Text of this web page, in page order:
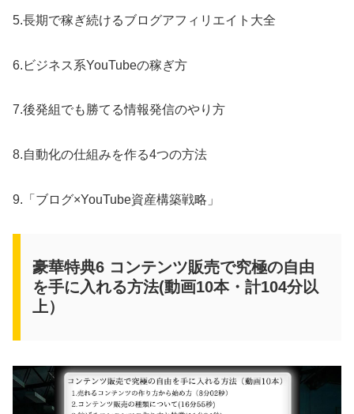
5.長期で稼ぎ続けるブログアフィリエイト大全
6.ビジネス系YouTubeの稼ぎ方
7.後発組でも勝てる情報発信のやり方
8.自動化の仕組みを作る4つの方法
9.「ブログ×YouTube資産構築戦略」
豪華特典6 コンテンツ販売で究極の自由
を手に入れる方法(動画10本・計104分以
上）